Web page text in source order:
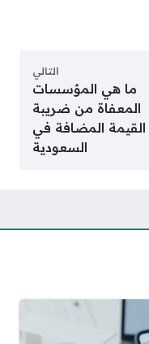
التالي
ما هي المؤسسات
المعفاة من ضريبة
القيمة المضافة في
السعودية